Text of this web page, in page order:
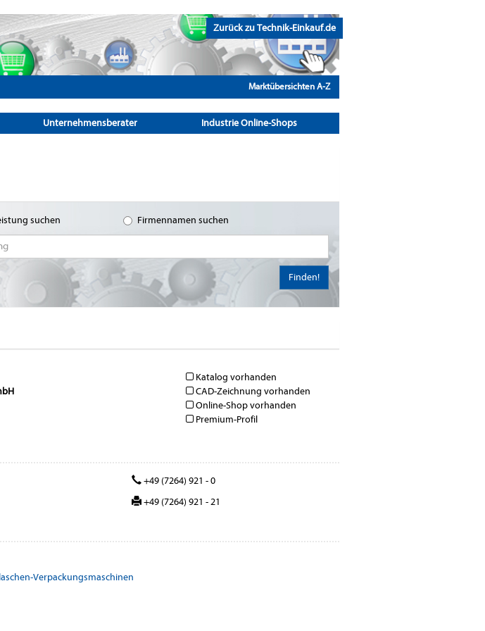
Zurück zu Technik-Einkauf.de
Marktübersichten A-Z
Unternehmensberater Industrie Online-Shops
suchen Firmennamen suchen
Finden!
Katalog vorhanden
CAD-Zeichnung vorhanden
Online-Shop vorhanden
Premium-Profil
+49 (7264) 921 - 0
+49 (7264) 921 - 21
Verpackungsmaschinen